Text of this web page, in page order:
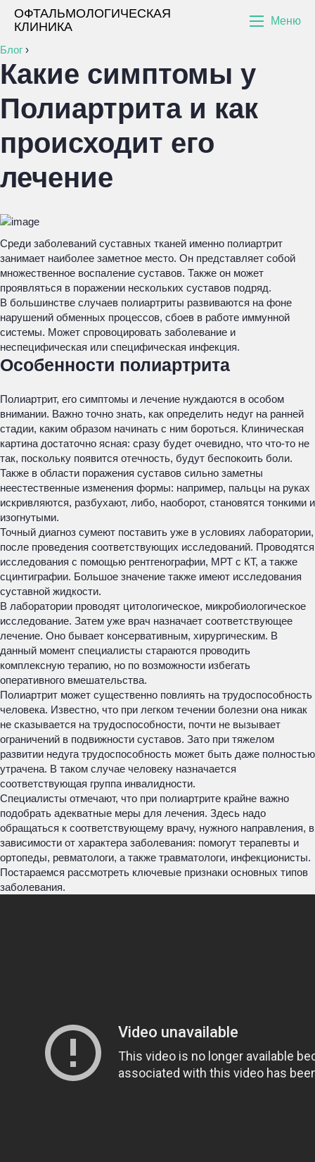
ОФТАЛЬМОЛОГИЧЕСКАЯ
КЛИНИКА
Меню
Блог ›
Какие симптомы у
Полиартрита и как
происходит его
лечение
Среди заболеваний суставных тканей именно полиартрит
занимает наиболее заметное место. Он представляет собой
множественное воспаление суставов. Также он может
проявляться в поражении нескольких суставов подряд.
В большинстве случаев полиартриты развиваются на фоне
нарушений обменных процессов, сбоев в работе иммунной
системы. Может спровоцировать заболевание и
неспецифическая или специфическая инфекция.
Особенности полиартрита
Полиартрит, его симптомы и лечение нуждаются в особом
внимании. Важно точно знать, как определить недуг на ранней
стадии, каким образом начинать с ним бороться. Клиническая
картина достаточно ясная: сразу будет очевидно, что что-то не
так, поскольку появится отечность, будут беспокоить боли.
Также в области поражения суставов сильно заметны
неестественные изменения формы: например, пальцы на руках
искривляются, разбухают, либо, наоборот, становятся тонкими и
изогнутыми.
Точный диагноз сумеют поставить уже в условиях лаборатории,
после проведения соответствующих исследований. Проводятся
исследования с помощью рентгенографии, МРТ с КТ, а также
сцинтиграфии. Большое значение также имеют исследования
суставной жидкости.
В лаборатории проводят цитологическое, микробиологическое
исследование. Затем уже врач назначает соответствующее
лечение. Оно бывает консервативным, хирургическим. В
данный момент специалисты стараются проводить
комплексную терапию, но по возможности избегать
оперативного вмешательства.
Полиартрит может существенно повлиять на трудоспособность
человека. Известно, что при легком течении болезни она никак
не сказывается на трудоспособности, почти не вызывает
ограничений в подвижности суставов. Зато при тяжелом
развитии недуга трудоспособность может быть даже полностью
утрачена. В таком случае человеку назначается
соответствующая группа инвалидности.
Специалисты отмечают, что при полиартрите крайне важно
подобрать адекватные меры для лечения. Здесь надо
обращаться к соответствующему врачу, нужного направления, в
зависимости от характера заболевания: помогут терапевты и
ортопеды, ревматологи, а также травматологи, инфекционисты.
Постараемся рассмотреть ключевые признаки основных типов
заболевания.